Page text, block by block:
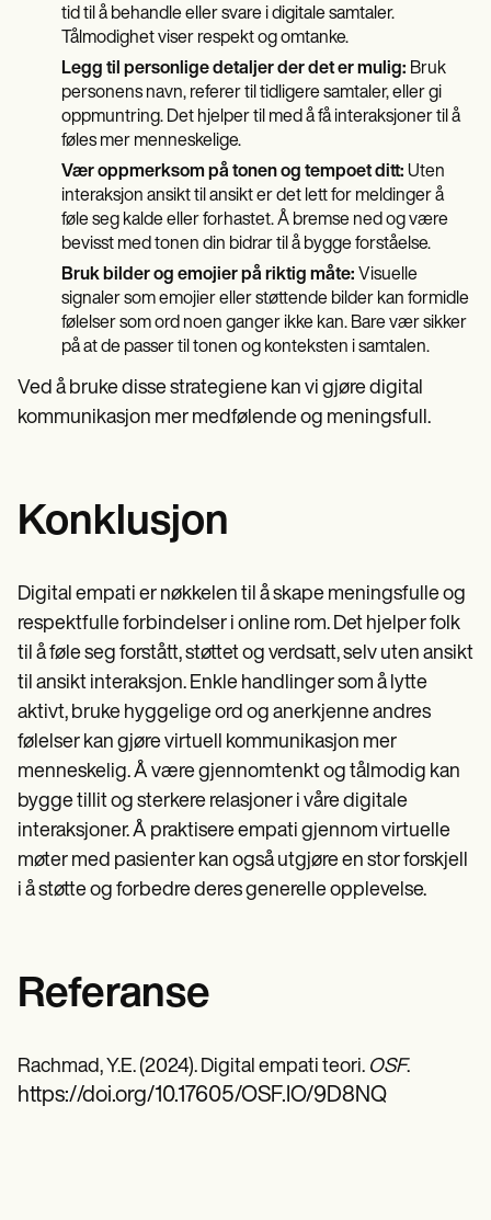
tid til å behandle eller svare i digitale samtaler.
Tålmodighet viser respekt og omtanke.
Legg til personlige detaljer der det er mulig: Bruk
personens navn, referer til tidligere samtaler, eller gi
oppmuntring. Det hjelper til med å få interaksjoner til å
føles mer menneskelige.
Vær oppmerksom på tonen og tempoet ditt: Uten
interaksjon ansikt til ansikt er det lett for meldinger å
føle seg kalde eller forhastet. Å bremse ned og være
bevisst med tonen din bidrar til å bygge forståelse.
Bruk bilder og emojier på riktig måte: Visuelle
signaler som emojier eller støttende bilder kan formidle
følelser som ord noen ganger ikke kan. Bare vær sikker
på at de passer til tonen og konteksten i samtalen.
Ved å bruke disse strategiene kan vi gjøre digital
kommunikasjon mer medfølende og meningsfull.
Konklusjon
Digital empati er nøkkelen til å skape meningsfulle og
respektfulle forbindelser i online rom. Det hjelper folk
til å føle seg forstått, støttet og verdsatt, selv uten ansikt
til ansikt interaksjon. Enkle handlinger som å lytte
aktivt, bruke hyggelige ord og anerkjenne andres
følelser kan gjøre virtuell kommunikasjon mer
menneskelig. Å være gjennomtenkt og tålmodig kan
bygge tillit og sterkere relasjoner i våre digitale
interaksjoner. Å praktisere empati gjennom virtuelle
møter med pasienter kan også utgjøre en stor forskjell
i å støtte og forbedre deres generelle opplevelse.
Referanse
Rachmad, Y.E. (2024). Digital empati teori. OSF.
https://doi.org/10.17605/OSF.IO/9D8NQ